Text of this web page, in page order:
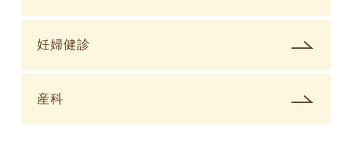
妊婦健診
産科